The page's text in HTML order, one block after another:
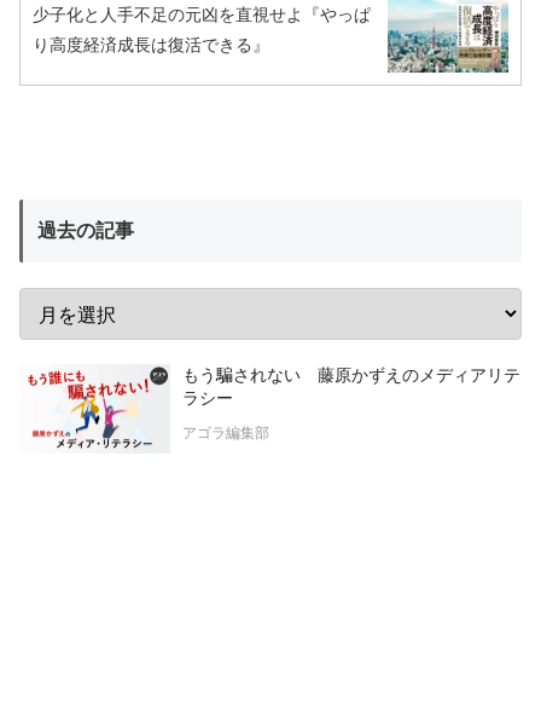
少子化と人手不足の元凶を直視せよ『やっぱ
り高度経済成長は復活できる』
過去の記事
もう騙されない 藤原かずえのメディアリテ
ラシー
アゴラ編集部